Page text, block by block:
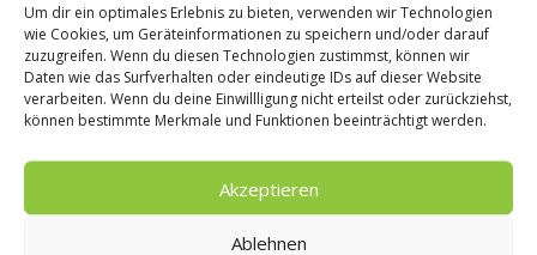
Um dir ein optimales Erlebnis zu bieten, verwenden wir Technologien
wie Cookies, um Geräteinformationen zu speichern und/oder darauf
zuzugreifen. Wenn du diesen Technologien zustimmst, können wir
Daten wie das Surfverhalten oder eindeutige IDs auf dieser Website
verarbeiten. Wenn du deine Einwillligung nicht erteilst oder zurückziehst,
können bestimmte Merkmale und Funktionen beeinträchtigt werden.
Akzeptieren
Ablehnen
1 2 3
Buchtipp